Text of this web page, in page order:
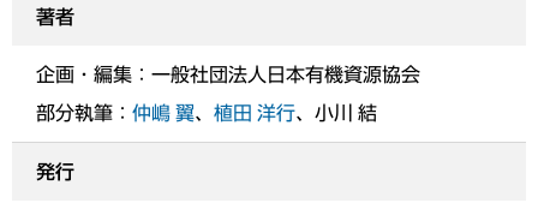
著者
企画・編集：一般社団法人日本有機資源協会
部分執筆：仲嶋 翼、植田 洋行、小川 結
発行